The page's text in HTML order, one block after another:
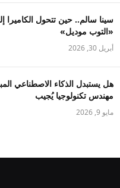
سينا سالم.. حين تتحول الكاميرا
«التوب موديل»
أبريل 30, 2026
هل يستبدل الذكاء الاصطناعي
مهندس تكنولوجيا يُجيب
مايو 9, 2026